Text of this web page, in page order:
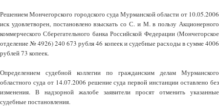
Решением Мончегорского городского суда Мурманской области от 10.05.2006
иск удовлетворен, постановлено взыскать со С. и М. в пользу Акционерного
коммерческого Сберегательного банка Российской Федерации (Мончегорское
отделение № 4926) 240 673 рубля 46 копеек и судебные расходы в сумме 4006
рублей 73 копеек.
Определением судебной коллегии по гражданским делам Мурманского
областного суда от 14.07.2006 решение суда первой инстанции оставлено без
изменения. В надзорной жалобе заявители просят отменить указанные
судебные постановления.